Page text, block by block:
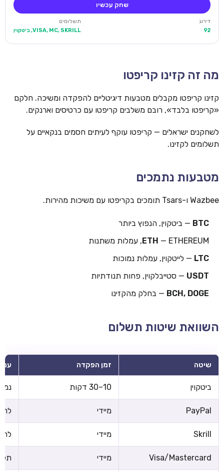
שחק עכשיו
דירוג
92
תשלומים
VISA, MC, SKRILL, ביטקוין
מה זה קזינו קריפטו
קזינו קריפטו מקבלים מטבעות דיגיטליים להפקדה ומשיכה. חלקם
«קריפטו בלבד», רובם משלבים קריפטו עם כרטיסים וארנקים.
לשחקנים ישראלים — קריפטו עוקף לעיתים חסמים בנקאיים על
תשלומים לקזינו.
מטבעות נתמכים
Wazbee ו-Tsars תומכים בקריפטו עם משיכות מהירות.
BTC — ביטקוין, הנפוץ ביותר
ETH — ETHEREUM, עמלות משתנות
LTC — לייטקוין, עמלות נמוכות
USDT — סטייבלקוין, פחות תנודתיות
BCH, DOGE — בחלק מהקזינו
השוואת שיטות תשלום
שיטה זמן הפקדה
ביטקוין 10–30 דקות
PayPal מיידי
Skrill מיידי
Visa/Mastercard מיידי